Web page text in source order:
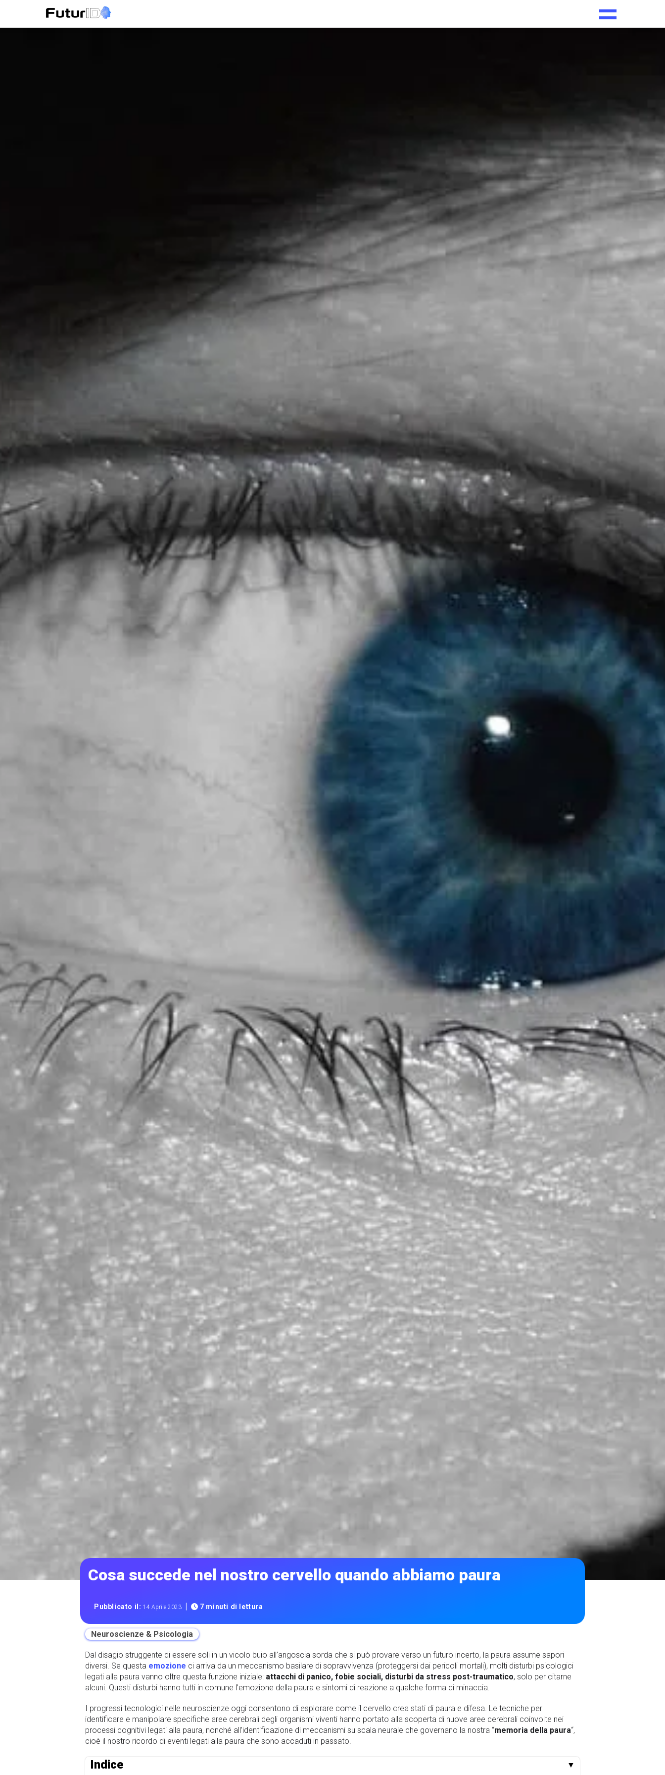
Cosa succede nel nostro cervello quando abbiamo paura
Pubblicato il:14 Aprile 2023 | 7 minuti di lettura
Neuroscienze & Psicologia
Dal disagio struggente di essere soli in un vicolo buio all’angoscia sorda che si può provare verso un futuro incerto, la paura assume sapori
diversi. Se questa emozione ci arriva da un meccanismo basilare di sopravvivenza (proteggersi dai pericoli mortali), molti disturbi psicologici
legati alla paura vanno oltre questa funzione iniziale: attacchi di panico, fobie sociali, disturbi da stress post-traumatico, solo per citarne
alcuni. Questi disturbi hanno tutti in comune l’emozione della paura e sintomi di reazione a qualche forma di minaccia.
I progressi tecnologici nelle neuroscienze oggi consentono di esplorare come il cervello crea stati di paura e difesa. Le tecniche per
identificare e manipolare specifiche aree cerebrali degli organismi viventi hanno portato alla scoperta di nuove aree cerebrali coinvolte nei
processi cognitivi legati alla paura, nonché all’identificazione di meccanismi su scala neurale che governano la nostra “memoria della paura“,
cioè il nostro ricordo di eventi legati alla paura che sono accaduti in passato.
Indice ▼